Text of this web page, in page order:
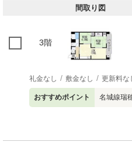
間取り図
3階
礼金なし 敷金なし 更新料な
おすすめポイント 名城線瑞